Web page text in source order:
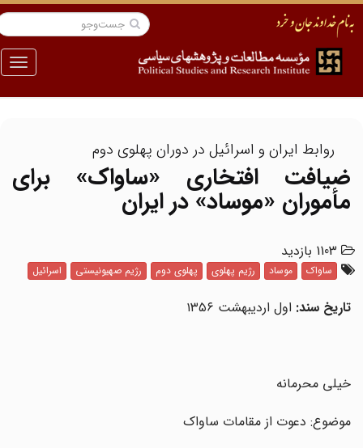
منو
روابط ایران و اسرائیل در دوران پهلوی دوم
ضیافت افتخاری «ساواک» برای
مأموران «موساد» در ایران
1103 بازدید
ساواک موساد رژیم پهلوی پهلوی دوم رژیم صهیونیستی اسرائیل
تاریخ سند:اول اردیبهشت ۱۳۵۶
خیلی محرمانه
موضوع: دعوت از مقامات ساواک